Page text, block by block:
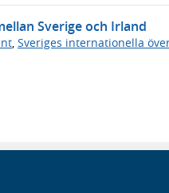
Sverige och Irland
, Sveriges internationella